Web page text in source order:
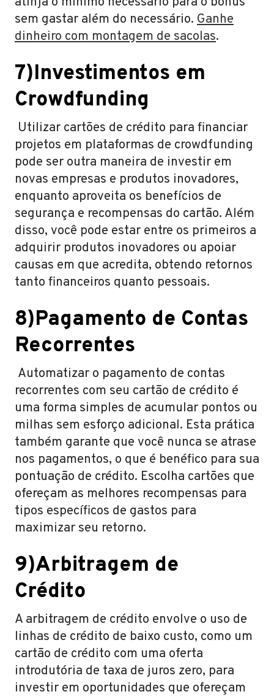
sem gastar além do necessário. Ganhe
dinheiro com montagem de sacolas.
7)Investimentos em
Crowdfunding
Utilizar cartões de crédito para financiar
projetos em plataformas de crowdfunding
pode ser outra maneira de investir em
novas empresas e produtos inovadores,
enquanto aproveita os benefícios de
segurança e recompensas do cartão. Além
disso, você pode estar entre os primeiros a
adquirir produtos inovadores ou apoiar
causas em que acredita, obtendo retornos
tanto financeiros quanto pessoais.
8)Pagamento de Contas
Recorrentes
Automatizar o pagamento de contas
recorrentes com seu cartão de crédito é
uma forma simples de acumular pontos ou
milhas sem esforço adicional. Esta prática
também garante que você nunca se atrase
nos pagamentos, o que é benéfico para sua
pontuação de crédito. Escolha cartões que
ofereçam as melhores recompensas para
tipos específicos de gastos para
maximizar seu retorno.
9)Arbitragem de
Crédito
A arbitragem de crédito envolve o uso de
linhas de crédito de baixo custo, como um
cartão de crédito com uma oferta
introdutória de taxa de juros zero, para
investir em oportunidades que ofereçam